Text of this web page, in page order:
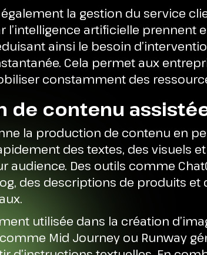
également la gestion du service
l’intelligence artificielle prennent
ainsi le besoin
Cela permet aux
constamment des
de contenu
la production de contenu en
des textes, des visuels
audience. Des outils comme
des descriptions de produits
utilisée dans la création
Mid Journey ou Runway